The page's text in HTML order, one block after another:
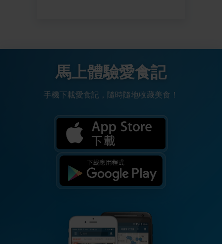
馬上體驗愛食記
手機下載愛食記，隨時隨地收藏美食！